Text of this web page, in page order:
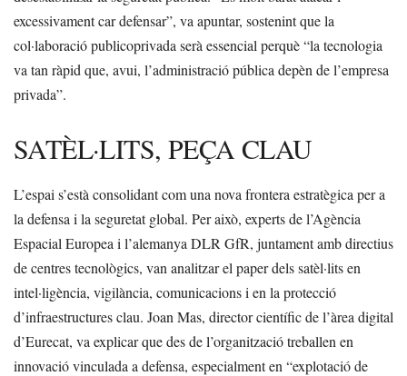
excessivament car defensar”, va apuntar, sostenint que la
col·laboració publicoprivada serà essencial perquè “la tecnologia
va tan ràpid que, avui, l’administració pública depèn de l’empresa
privada”.
SATÈL·LITS, PEÇA CLAU
L’espai s’està consolidant com una nova frontera estratègica per a
la defensa i la seguretat global. Per això, experts de l’Agència
Espacial Europea i l’alemanya DLR GfR, juntament amb directius
de centres tecnològics, van analitzar el paper dels satèl·lits en
intel·ligència, vigilància, comunicacions i en la protecció
d’infraestructures clau. Joan Mas, director científic de l’àrea digital
d’Eurecat, va explicar que des de l’organització treballen en
innovació vinculada a defensa, especialment en “explotació de